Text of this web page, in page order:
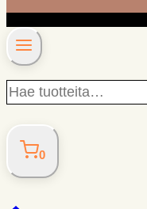
Hae
tuotteita…
0